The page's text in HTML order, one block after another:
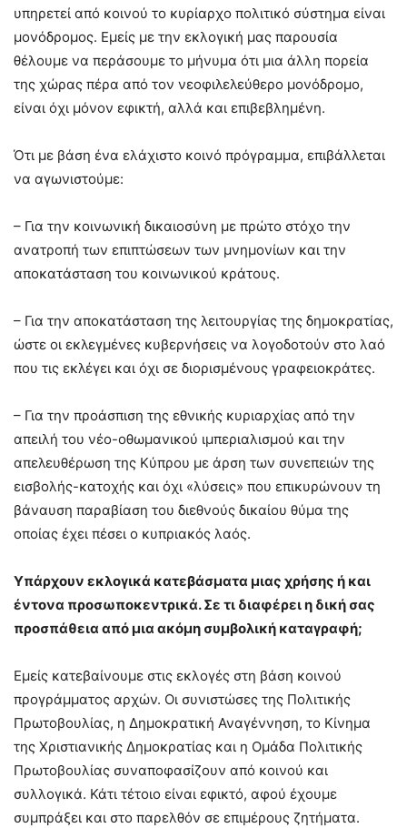
υπηρετεί από κοινού το κυρίαρχο πολιτικό σύστημα είναι
μονόδρομος. Εμείς με την εκλογική μας παρουσία
θέλουμε να περάσουμε το μήνυμα ότι μια άλλη πορεία
της χώρας πέρα από τον νεοφιλελεύθερο μονόδρομο,
είναι όχι μόνον εφικτή, αλλά και επιβεβλημένη.
Ότι με βάση ένα ελάχιστο κοινό πρόγραμμα, επιβάλλεται
να αγωνιστούμε:
– Για την κοινωνική δικαιοσύνη με πρώτο στόχο την
ανατροπή των επιπτώσεων των μνημονίων και την
αποκατάσταση του κοινωνικού κράτους.
– Για την αποκατάσταση της λειτουργίας της δημοκρατίας,
ώστε οι εκλεγμένες κυβερνήσεις να λογοδοτούν στο λαό
που τις εκλέγει και όχι σε διορισμένους γραφειοκράτες.
– Για την προάσπιση της εθνικής κυριαρχίας από την
απειλή του νέο-οθωμανικού ιμπεριαλισμού και την
απελευθέρωση της Κύπρου με άρση των συνεπειών της
εισβολής-κατοχής και όχι «λύσεις» που επικυρώνουν τη
βάναυση παραβίαση του διεθνούς δικαίου θύμα της
οποίας έχει πέσει ο κυπριακός λαός.
Υπάρχουν εκλογικά κατεβάσματα μιας χρήσης ή και
έντονα προσωποκεντρικά. Σε τι διαφέρει η δική σας
προσπάθεια από μια ακόμη συμβολική καταγραφή;
Εμείς κατεβαίνουμε στις εκλογές στη βάση κοινού
προγράμματος αρχών. Οι συνιστώσες της Πολιτικής
Πρωτοβουλίας, η Δημοκρατική Αναγέννηση, το Κίνημα
της Χριστιανικής Δημοκρατίας και η Ομάδα Πολιτικής
Πρωτοβουλίας συναποφασίζουν από κοινού και
συλλογικά. Κάτι τέτοιο είναι εφικτό, αφού έχουμε
συμπράξει και στο παρελθόν σε επιμέρους ζητήματα.